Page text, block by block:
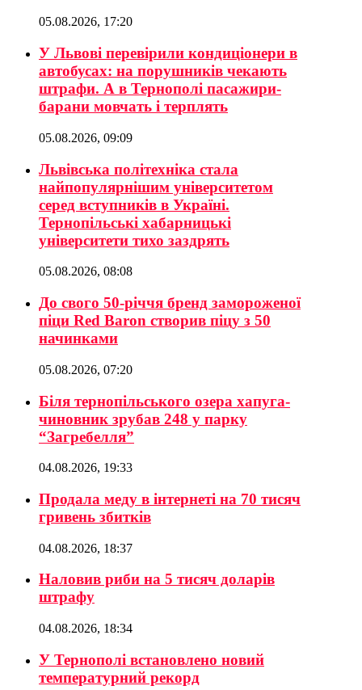
05.08.2026, 17:20
У Львові перевірили кондиціонери в
автобусах: на порушників чекають
штрафи. А в Тернополі пасажири-
барани мовчать і терплять
05.08.2026, 09:09
Львівська політехніка стала
найпопулярнішим університетом
серед вступників в Україні.
Тернопільські хабарницькі
університети тихо заздрять
05.08.2026, 08:08
До свого 50-річчя бренд замороженої
піци Red Baron створив піцу з 50
начинками
05.08.2026, 07:20
Біля тернопільського озера хапуга-
чиновник зрубав 248 у парку
“Загребелля”
04.08.2026, 19:33
Продала меду в інтернеті на 70 тисяч
гривень збитків
04.08.2026, 18:37
Наловив риби на 5 тисяч доларів
штрафу
04.08.2026, 18:34
У Тернополі встановлено новий
температурний рекорд